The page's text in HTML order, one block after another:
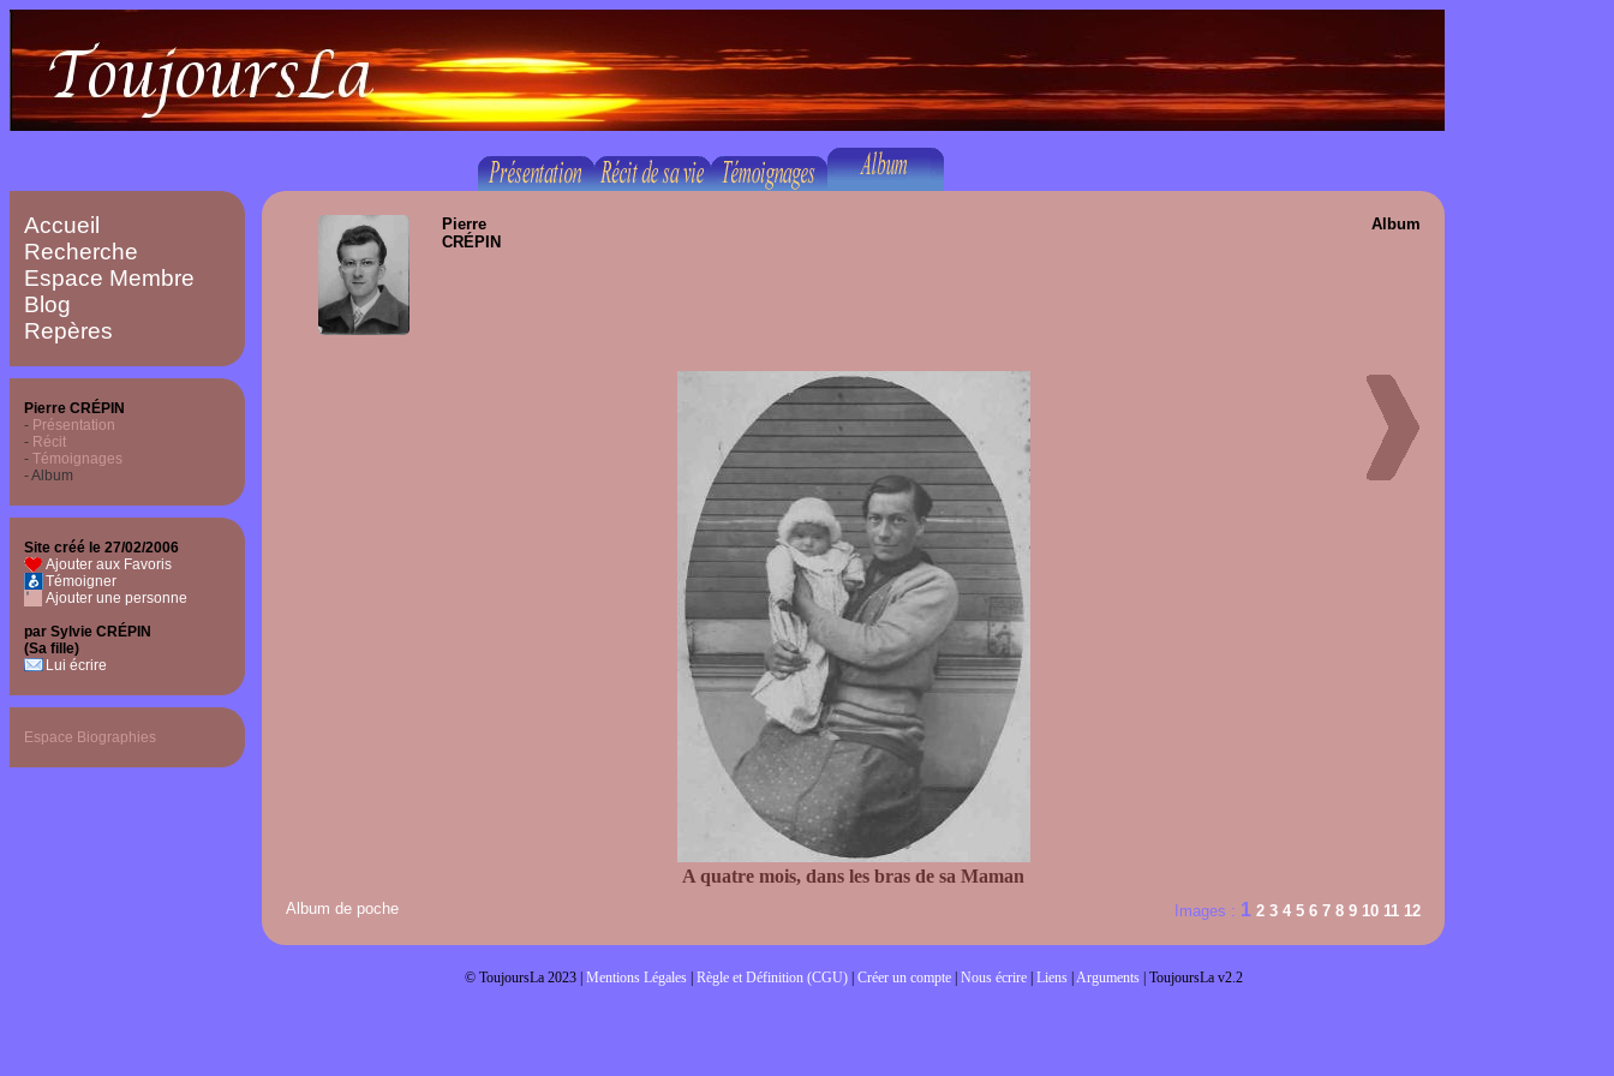
Accueil
Recherche
Espace Membre
Blog
Repères
Pierre CRÉPIN
- Présentation
- Récit
- Témoignages
- Album
Site créé le 27/02/2006
Ajouter aux Favoris
Témoigner
Ajouter une personne
par Sylvie CRÉPIN
(Sa fille)
Lui écrire
Espace Biographies
Pierre
CRÉPIN
Album
A quatre mois, dans les bras de sa Maman
Album de poche Images : 1 2 3 4 5 6 7 8 9 10 11 12
© ToujoursLa 2023 | Mentions Légales| Règle et Définition (CGU)| Créer un compte| Nous écrire| Liens| Arguments| ToujoursLa v2.2